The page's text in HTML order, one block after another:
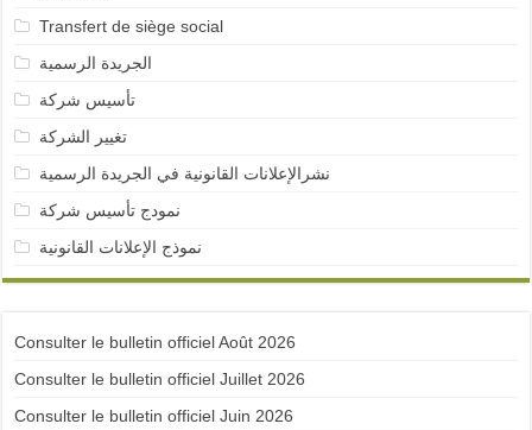
Transfert de siège social
الجريدة الرسمية
تأسيس شركة
تغيير الشركة
نشرالإعلانات القانونية في الجريدة الرسمية
نمودج تأسيس شركة
نموذج الإعلانات القانونية
Consulter le bulletin officiel Août 2026
Consulter le bulletin officiel Juillet 2026
Consulter le bulletin officiel Juin 2026